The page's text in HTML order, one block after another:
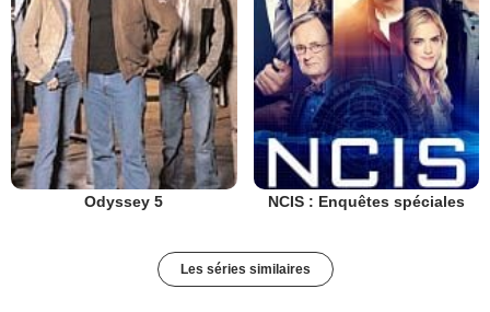
Odyssey 5 NCIS : Enquêtes spéciales
Les séries similaires